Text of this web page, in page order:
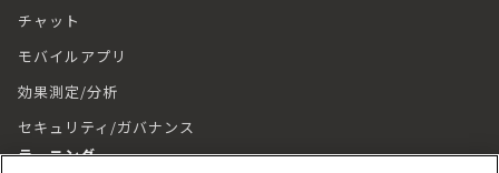
チャット
モバイルアプリ
効果測定/分析
セキュリティ/ガバナンス
ラーニング